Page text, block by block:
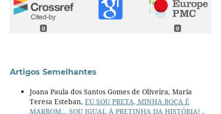
0 0
Artigos Semelhantes
Joana Paula dos Santos Gomes de Oliveira, Maria
Teresa Esteban, EU SOU PRETA, MINHA BOCA É
MARROM... SOU IGUAL Á PRETINHA DA HISTÓRIA! ,